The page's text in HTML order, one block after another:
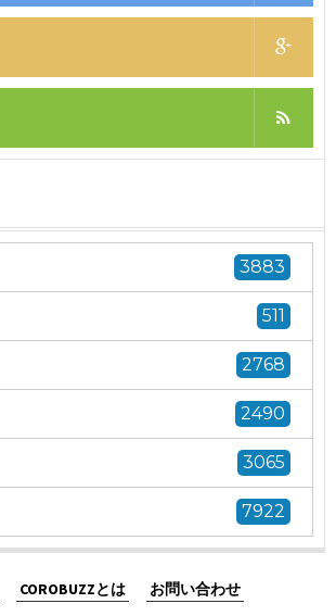
3883
511
2768
2490
3065
7922
COROBUZZとは お問い合わせ